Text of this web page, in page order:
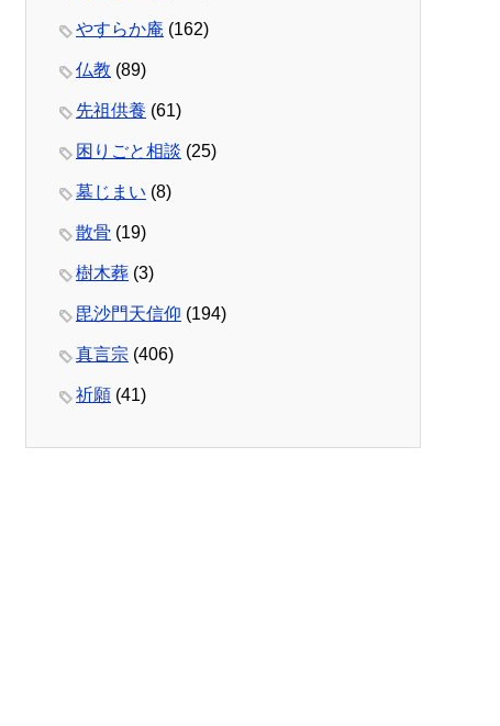
やすらか庵 (162)
仏教 (89)
先祖供養 (61)
困りごと相談 (25)
墓じまい (8)
散骨 (19)
樹木葬 (3)
毘沙門天信仰 (194)
真言宗 (406)
祈願 (41)